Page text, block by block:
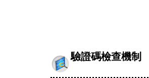
驗證碼檢查機制